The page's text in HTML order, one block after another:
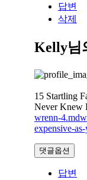
답변
삭제
Kelly님
15 Startling
Never Knew
wrenn-
expensive-
댓글옵션
답변